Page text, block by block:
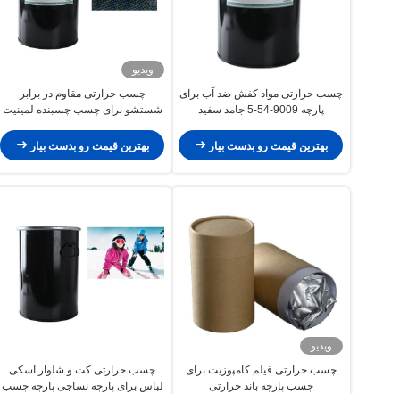
چسب حرارتی مواد کفش ضد آب برای
پارچه 9009-54-5 جامد سفید
بهترین قیمت رو بدست بیار
ویدیو
چسب حرارتی مقاوم در برابر
شستشو برای چسب چسبنده لمینیت
بهترین قیمت رو بدست بیار
ویدیو
چسب حرارتی فیلم کامپوزیت برای
چسب پارچه باند حرارتی
چسب حرارتی کت و شلوار اسکی
لباس برای پارچه نساجی پارچه چسب